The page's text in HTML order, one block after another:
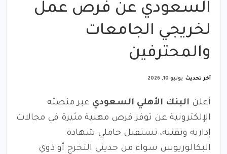
السعودي عن فرص عمل
لخريجي الجامعات
والمحترفين
آخر تحديث يونيو 10, 2026
أعلن البنك الأهلي السعودي عبر منصته
الإلكترونية عن توفر فرص مهنية مثيرة في مجالات
إدارية وتقنية، تستقبل حاملي شهادة
البكالوريوس سواء من حديثي التخرج أو ذوي